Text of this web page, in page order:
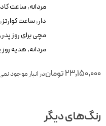
مردانه,ساعت کادو
,ساعت کوارتز,
مچی برای روز پدر,
مردانه,هدیه روز
توماندر انبار موجود نمی
دیگر